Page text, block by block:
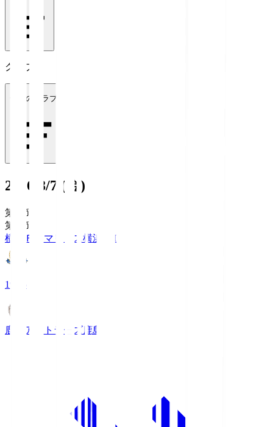
クラブ
全てのクラブ
2026/8/7 (金)
第1節
第1節
横浜Ｆ・マリノス横浜FM
19:25
鹿島アントラーズ鹿島